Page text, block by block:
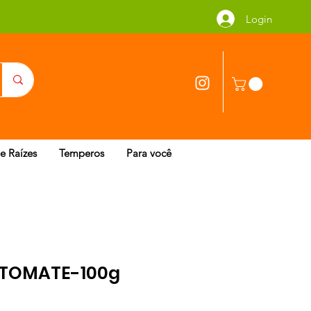
Login
Raízes Temperos Para você
100g